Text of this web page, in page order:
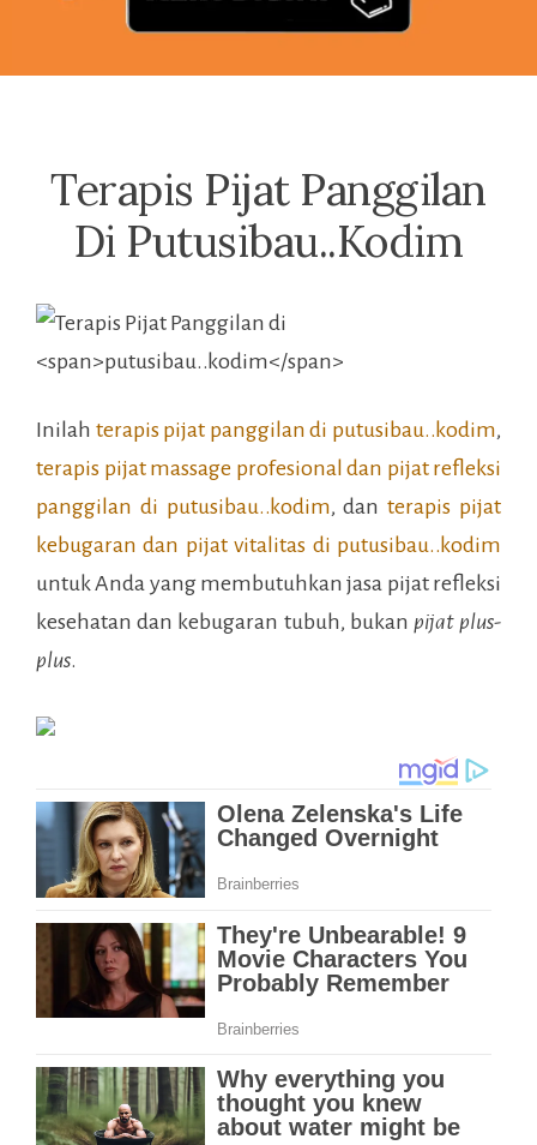
Terapis Pijat Panggilan
Di Putusibau..kodim
Inilah terapis pijat panggilan di putusibau..kodim,
terapis pijat massage profesional dan pijat refleksi
panggilan di putusibau..kodim, danterapis pijat
kebugaran dan pijat vitalitas di putusibau..kodim
untuk Anda yang membutuhkan jasa pijat refleksi
kesehatan dan kebugaran tubuh, bukan pijat plus-
plus.